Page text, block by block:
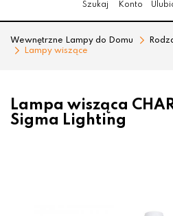
Szukaj Konto
Wewnętrzne Lampy do Domu
Lampy wiszące
Lampa wisząca
Sigma Lighting